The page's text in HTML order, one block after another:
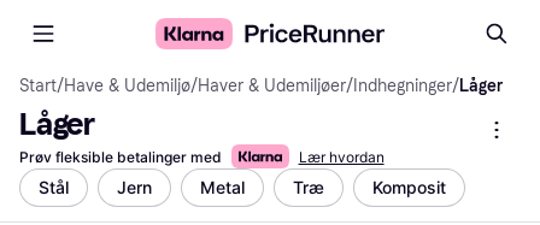
Start/Have & Udemiljø/Haver & Udemiljøer/ Indhegninger/Låger
Låger
Prøv fleksible betalinger med Lær hvordan
Stål Jern Metal Træ Komposit